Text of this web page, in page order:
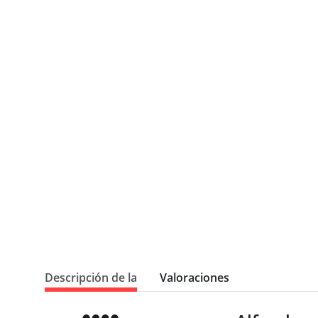
Descripción de la Valoraciones